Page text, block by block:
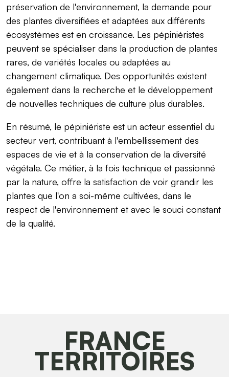
préservation de l'environnement, la demande pour
des plantes diversifiées et adaptées aux différents
écosystèmes est en croissance. Les pépiniéristes
peuvent se spécialiser dans la production de plantes
rares, de variétés locales ou adaptées au
changement climatique. Des opportunités existent
également dans la recherche et le développement
de nouvelles techniques de culture plus durables.
En résumé, le pépiniériste est un acteur essentiel du
secteur vert, contribuant à l'embellissement des
espaces de vie et à la conservation de la diversité
végétale. Ce métier, à la fois technique et passionné
par la nature, offre la satisfaction de voir grandir les
plantes que l'on a soi-même cultivées, dans le
respect de l'environnement et avec le souci constant
de la qualité.
FRANCE
TERRITOIRES